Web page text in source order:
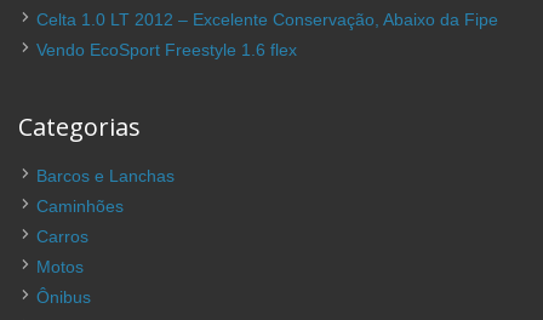
Celta 1.0 LT 2012 – Excelente Conservação, Abaixo da Fipe
Vendo EcoSport Freestyle 1.6 flex
Categorias
Barcos e Lanchas
Caminhões
Carros
Motos
Ônibus